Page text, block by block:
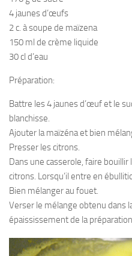
4 jaunes d’œufs
2 c. à soupe de maïzena
150 ml de crème liquide
30 cl d’eau
Préparation:
Battre les 4 jaunes d’œuf et le
blanchisse.
Ajouter la maïzéna et bien
Presser les citrons.
Dans une casserole, faire bouillir
citrons. Lorsqu’il entre en
Bien mélanger au fouet.
Verser le mélange obtenu dans
épaississement de la